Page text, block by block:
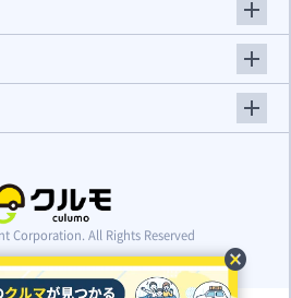
cancel
Corporation. All Rights Reserved